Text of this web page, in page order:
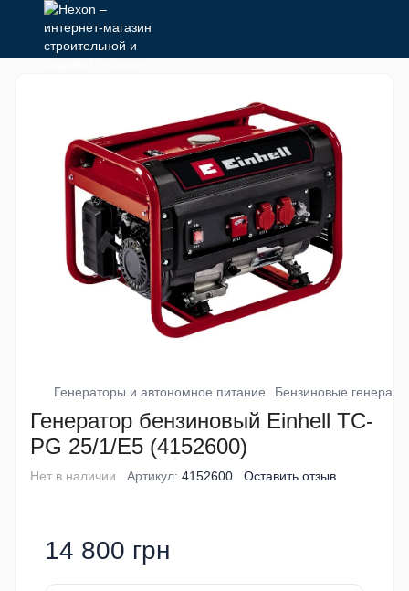
Генераторы и автономное питание Бензиновые
Генератор бензиновый Einhell TC-
PG 25/1/E5 (4152600)
Нет в наличии Артикул: 4152600 Оставить отзыв
14 800 грн